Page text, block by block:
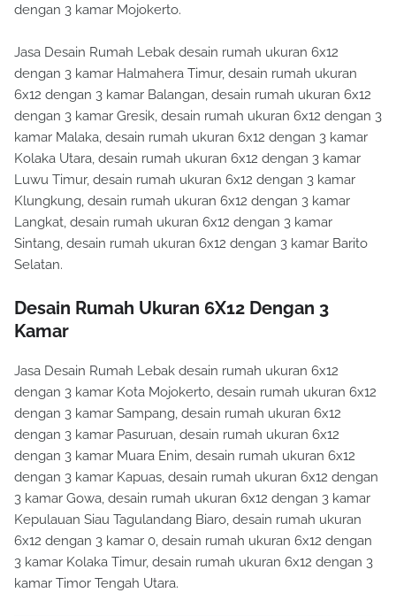
dengan 3 kamar Mojokerto.
Jasa Desain Rumah Lebak desain rumah ukuran 6x12
dengan 3 kamar Halmahera Timur, desain rumah ukuran
6x12 dengan 3 kamar Balangan, desain rumah ukuran 6x12
dengan 3 kamar Gresik, desain rumah ukuran 6x12 dengan 3
kamar Malaka, desain rumah ukuran 6x12 dengan 3 kamar
Kolaka Utara, desain rumah ukuran 6x12 dengan 3 kamar
Luwu Timur, desain rumah ukuran 6x12 dengan 3 kamar
Klungkung, desain rumah ukuran 6x12 dengan 3 kamar
Langkat, desain rumah ukuran 6x12 dengan 3 kamar
Sintang, desain rumah ukuran 6x12 dengan 3 kamar Barito
Selatan.
Desain Rumah Ukuran 6X12 Dengan 3
Kamar
Jasa Desain Rumah Lebak desain rumah ukuran 6x12
dengan 3 kamar Kota Mojokerto, desain rumah ukuran 6x12
dengan 3 kamar Sampang, desain rumah ukuran 6x12
dengan 3 kamar Pasuruan, desain rumah ukuran 6x12
dengan 3 kamar Muara Enim, desain rumah ukuran 6x12
dengan 3 kamar Kapuas, desain rumah ukuran 6x12 dengan
3 kamar Gowa, desain rumah ukuran 6x12 dengan 3 kamar
Kepulauan Siau Tagulandang Biaro, desain rumah ukuran
6x12 dengan 3 kamar 0, desain rumah ukuran 6x12 dengan
3 kamar Kolaka Timur, desain rumah ukuran 6x12 dengan 3
kamar Timor Tengah Utara.